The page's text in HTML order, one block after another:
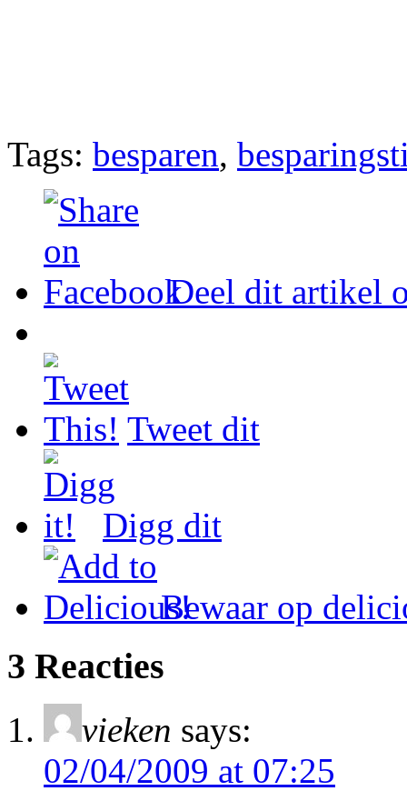
Tags: besparen,
Deel dit artikel
Tweet dit
Digg dit
Bewaar op
3 Reacties
vieken says:
02/04/2009 at 07:25